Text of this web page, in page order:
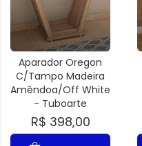
Aparador Oregon
C/Tampo Madeira
Amêndoa/Off White
- Tuboarte
R$ 398,00